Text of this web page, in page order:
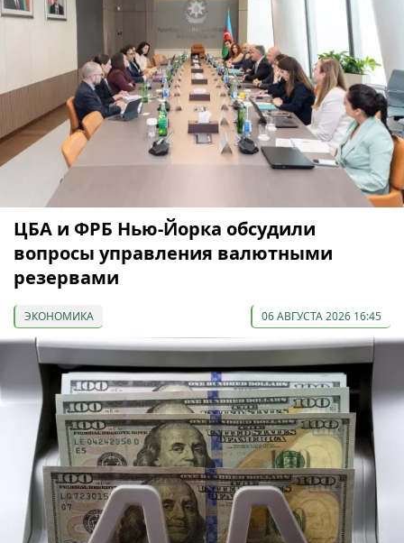
ЦБА и ФРБ Нью-Йорка обсудили
вопросы управления валютными
резервами
ЭКОНОМИКА 06 АВГУСТА 2026 16:45